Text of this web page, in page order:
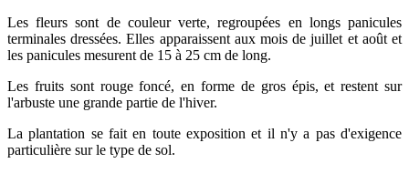
Les fleurs sont de couleur verte, regroupées en longs panicules
terminales dressées. Elles apparaissent aux mois de juillet et août et
les panicules mesurent de 15 à 25 cm de long.
Les fruits sont rouge foncé, en forme de gros épis, et restent sur
l'arbuste une grande partie de l'hiver.
La plantation se fait en toute exposition et il n'y a pas d'exigence
particulière sur le type de sol.